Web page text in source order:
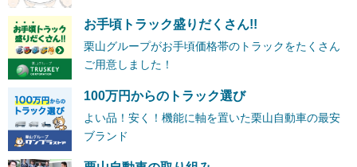
お手頃トラック盛りだくさん!!
栗山グループがお手頃価格帯のトラックをたくさん
ご用意しました！
100万円からのトラック選び
よい品！安く！機能に軸を置いた栗山自動車の最安
ブランド